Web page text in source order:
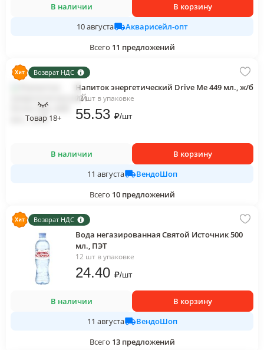
В наличии
В корзину
10 августа
Акварисейл-опт
Всего 11 предложений
Возврат НДС
Товар 18+
Напиток энергетический Drive Me 449 мл., ж/б
12 шт в упаковке
55.53 ₽/шт
В наличии
В корзину
11 августа
ВендоШоп
Всего 10 предложений
Возврат НДС
Вода негазированная Святой Источник 500
мл., ПЭТ
12 шт в упаковке
24.40 ₽/шт
В наличии
В корзину
11 августа
ВендоШоп
Всего 13 предложений